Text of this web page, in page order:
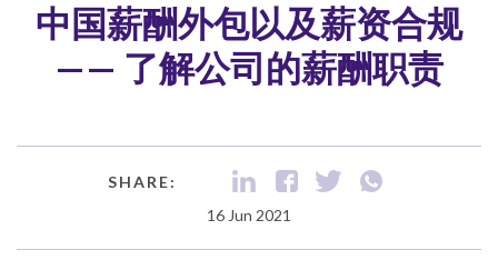
中国薪酬外包以及薪资合规
—— 了解公司的薪酬职责
SHARE:
16 Jun 2021